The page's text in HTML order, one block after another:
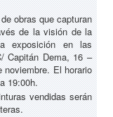
obras que capturan
de la visión de la
exposición en las
Capitán Dema, 16 –
El horario
19:00h.
vendidas serán